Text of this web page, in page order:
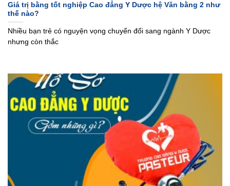
Giá trị bằng tốt nghiệp Cao đẳng Y Dược hệ Văn bằng 2 như
thế nào?
Nhiều bạn trẻ có nguyện vọng chuyển đổi sang ngành Y Dược
nhưng còn thắc